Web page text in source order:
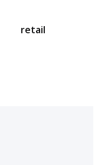
retail